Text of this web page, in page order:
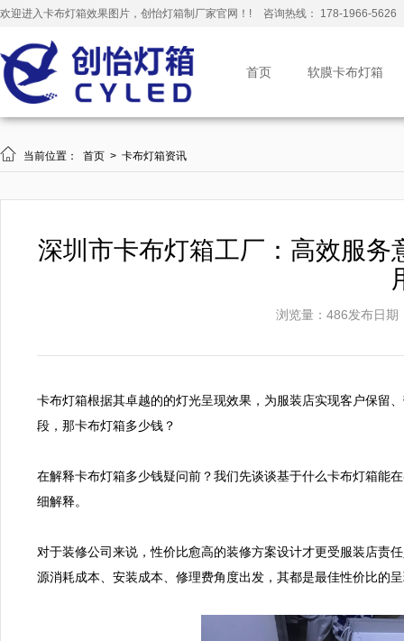
欢迎进入卡布灯箱效果图片，创怡灯箱制厂家官网！! 咨询热线： 178-1966-5626
首页 软膜卡布灯箱
 当前位置： 首页 > 卡布灯箱资讯
深圳市卡布灯箱工厂：高效服
浏览量：486发布日期
卡布灯箱根据其卓越的的灯光呈现效果，为服装店实现客户保留
段，那卡布灯箱多少钱？
在解释卡布灯箱多少钱疑问前？我们先谈谈基于什么卡布灯箱
细解释。
对于装修公司来说，性价比愈高的装修方案设计才更受服装店责
源消耗成本、安装成本、修理费角度出发，其都是最佳性价比的